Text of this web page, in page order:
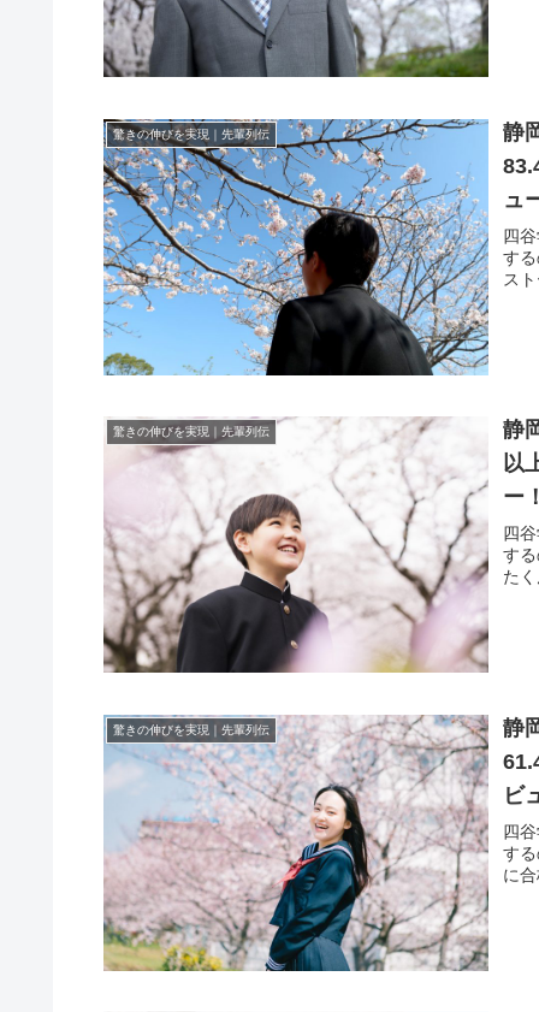
驚きの伸びを実現｜先輩列伝
静
ュ
四
す
ス
驚きの伸びを実現｜先輩列伝
静
以
ー
四
す
た
驚きの伸びを実現｜先輩列伝
静
ビ
四
す
に